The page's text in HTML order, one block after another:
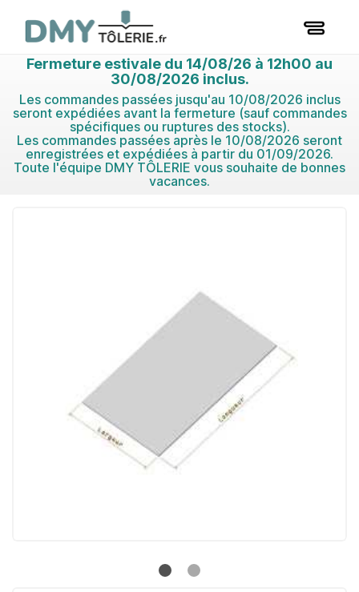
Fermeture estivale du 14/08/26 à 12h00 au
30/08/2026 inclus.
Les commandes passées jusqu'au 10/08/2026 inclus
seront expédiées avant la fermeture (sauf commandes
spécifiques ou ruptures des stocks).
Les commandes passées après le 10/08/2026 seront
enregistrées et expédiées à partir du 01/09/2026.
Toute l'équipe DMY TÔLERIE vous souhaite de bonnes
vacances.